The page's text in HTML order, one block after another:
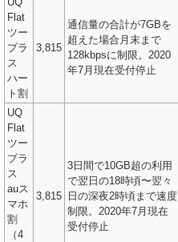
Flat
ツー
プラ
ス
ハー
ト割
3,815
通信量の合計が7GBを
超えた場合月末まで
128kbpsに制限。2020
年7月現在受付停止
UQ
Flat
ツー
プラ
ス
auス
マホ
割
（4
3,815
3日間で10GB超の利用
で翌日の18時頃〜翌々
日の深夜2時頃まで速度
制限。2020年7月現在
受付停止